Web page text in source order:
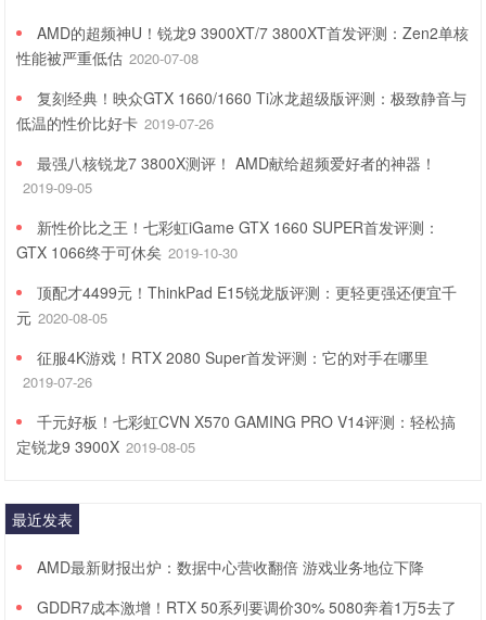
AMD的超频神U！锐龙9 3900XT/7 3800XT首发评测：Zen2单核
性能被严重低估 2020-07-08
复刻经典！映众GTX 1660/1660 Ti冰龙超级版评测：极致静音与
低温的性价比好卡 2019-07-26
最强八核锐龙7 3800X测评！ AMD献给超频爱好者的神器！
2019-09-05
新性价比之王！七彩虹iGame GTX 1660 SUPER首发评测：
GTX 1066终于可休矣 2019-10-30
顶配才4499元！ThinkPad E15锐龙版评测：更轻更强还便宜千
元 2020-08-05
征服4K游戏！RTX 2080 Super首发评测：它的对手在哪里
2019-07-26
千元好板！七彩虹CVN X570 GAMING PRO V14评测：轻松搞
定锐龙9 3900X 2019-08-05
最近发表
AMD最新财报出炉：数据中心营收翻倍 游戏业务地位下降
GDDR7成本激增！RTX 50系列要调价30% 5080奔着1万5去了